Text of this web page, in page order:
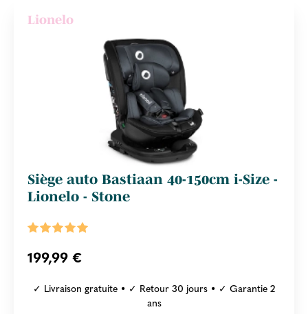
Lionelo
Siège auto Bastiaan 40-150cm i-Size -
Lionelo - Stone
199,99 €
✓ Livraison gratuite • ✓ Retour 30 jours • ✓ Garantie 2
ans